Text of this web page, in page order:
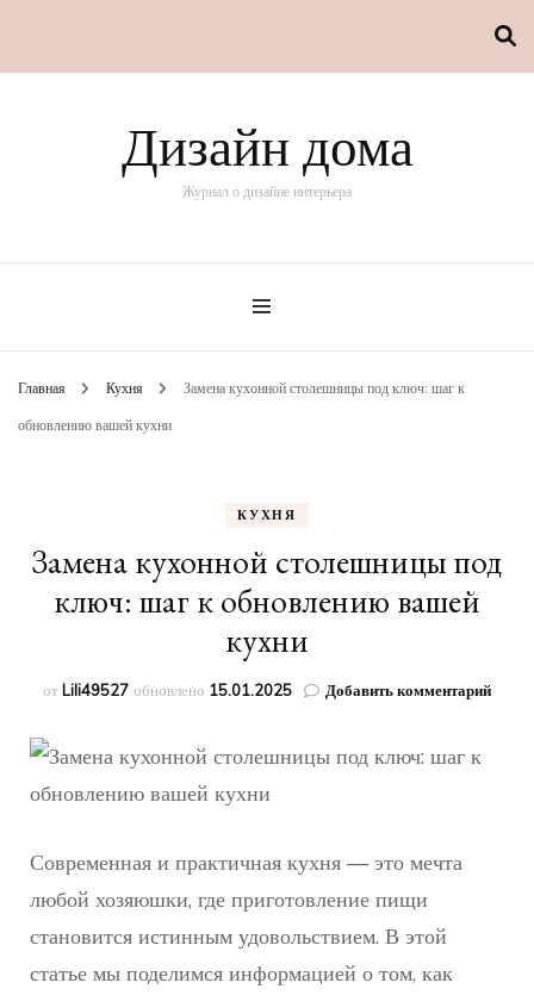
Дизайн дома
Журнал о дизайне интерьера
Главная Кухня Замена кухонной столешницы под ключ: шаг к
обновлению вашей кухни
КУХНЯ
Замена кухонной столешницы под
ключ: шаг к обновлению вашей
кухни
от Lili49527 обновлено 15.01.2025 Добавить комментарийк
Современная и практичная кухня — это мечта
любой хозяюшки, где приготовление пищи
становится истинным удовольствием. В этой
статье мы поделимся информацией о том, как